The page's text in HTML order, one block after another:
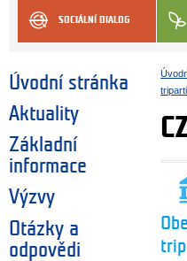
SOCIÁLNÍ DIALOG
Úvodní stránka
Aktuality
Základní
informace
Výzvy
Otázky a
odpovědi